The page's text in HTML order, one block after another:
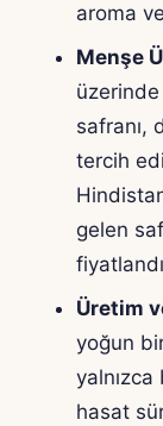
aroma
Menşe
safranı,
tercih
gelen
Üretim
yoğun
hasat